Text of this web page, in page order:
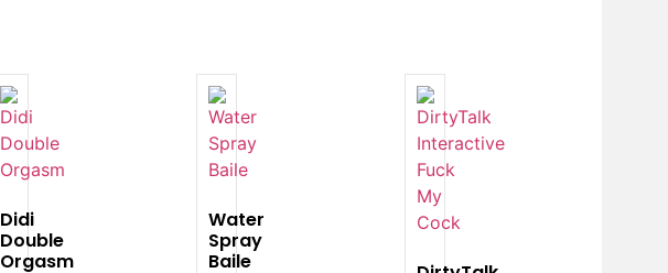
Didi
Double
Orgasm
Water
Spray
Baile